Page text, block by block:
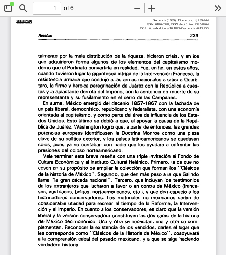
Toggle
Sidebar
Find
of 6
Zoom
In
talmente  por  la mala distribuci6n  de ta riqueza,  hicieron  crisis,  y  en los
que  adquirieron  forma  algunos  de  los  elementos  del  capitalismo  mo­
derno que el Porfiriato  convertir(a  en realidad.  Fue, en fin,  en estos  ai\os,
cuando tuvieron  lugar la gigantesca  intriga de la lntervenci6n  Francesa, la
resistencia  armada  que condujo  a las armas  nacionales a sitiar a Ouere­
taro, la firme y heroica  peregrinaci6n  de Juarez con la Republica a cues­
tas y
la aplastante  derrota  del lmperio,  con la sentencia  de muerte  de su
representante  y  su fusilamiento  en el cerro  de  las Campanas.
·
En suma,  Ml!xico  emergi6  del  decenio 1857­1867 con  la fachada  de
un pars liberal, dernocratico,  republicano  y federalista,  con una economfa
orientada  al capitalismo,  y como  parte  del area de influencia de las Esta­
dos  Unidos.  Esto ultimo  se debi6 a que,  al apoyar la causa de la Repu­
blica de Juarez, Washington  logr6  que, a partir  de entonces,  las grandes
potencias  europeas  identificasen
la Doctrina  Monroe  como  una  pieza
clave de su polftica  exterior,  y los parses latinoamericanos  se quedasen
solos,  pues  ya  no  contaban  con  nadie  que  los  ayudara a enfrentar  las
presiones  del  coloso  norteamericano.
Vale terminar  esta  breve  resena  con  una triple  invitaci6n  al Fonda  de
Cultura Econ6mica  y al Institute  Cultural Helltnico.  Primera,  la de que no
cesen en su prop6sito  de ampliar  la colecci6n  que forman  las  "Clasicos
de la historia  de Mltxico". Segundo,  que den mas peso a la que Galindo
llama "la gran  decada nacional".
Tercero,  que incluyan  las  testimonies
de los  extranjeros  que lucharon a. favor o  en contra  de  M6xico  (france­
ses, austriacos,  belgas,  norteamericanos,  etc.), y que den espacio a las
historiadores  conservadores.  Los  materiales  no  mexicanas  serfan  de
considerable  utilidad  para recrear  el tiempo  de  la Reforma,  la lnterven­
ci6n y el lmperio.
En cuanto a las conservadores,  es claro que la versi6n
libera' y la versi6n  conservadora  constituyen  las dos  caras de la historia
del M6xico  decimon6nico.  Una v otra  se necesitan,  una y otra  se com­
plementan.  Reconocer  la existencia  de los vencidos,  darles  el lugar que
les corresponde  como  "Ctasicos  de la Historia  de Mltxico'',
coadyuvara
a la comprensi6n  cabal del pasado  mexicano, y a que se siga hacienda
verdadera  historia.
239
Rt18811Bs
SECOENClfi
Secuencia (1989), 13, enero-abril, 239-244
ISSN: 0186-0348, ISSN electrónico: 2395-8464
DOI: http://dx.doi.org/10.18234/secuencia.v0i13.255